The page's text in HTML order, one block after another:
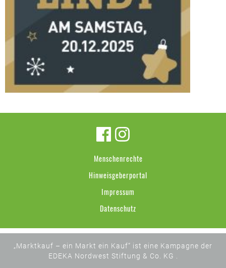
Menschenrechte
Hinweisgeberportal
Impressum
Datenschutz
„Marktkauf – ein Markt ein Kauf“ ist eine Kampagne der
EDEKA Nordwest Stiftung & Co. KG .